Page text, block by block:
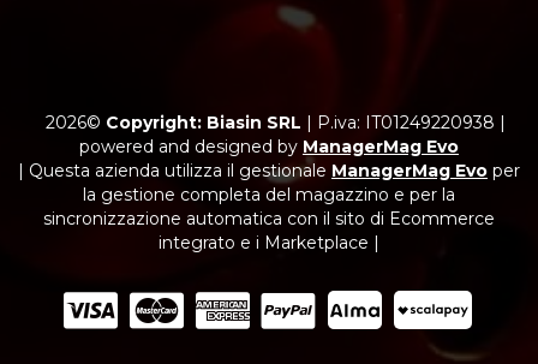
2026© Copyright: Biasin SRL | P.iva: IT01249220938 |
powered and designed by ManagerMag Evo
| Questa azienda utilizza il gestionale ManagerMag Evo per
la gestione completa del magazzino e per la
sincronizzazione automatica con il sito di Ecommerce
integrato e i Marketplace |